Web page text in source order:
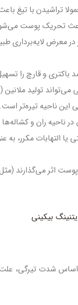
تراشیدن با تیغ
تحریک پوست
معرض لایه‌برداری
باکتری و قارچ را
می‌تواند تولید
این ناحیه تیره‌تر است.
ناحیه ران و
التهابات مکرر، به
پوست اثر می‌گذارند
اساس شدت تیرگی،